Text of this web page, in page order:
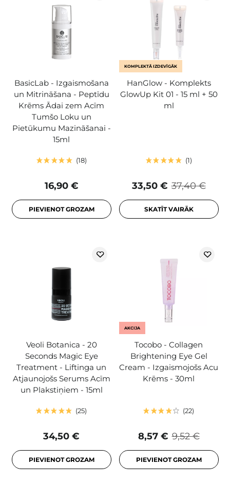
BasicLab - Izgaismošana
un Mitrināšana - Peptīdu
Krēms Ādai zem Acīm
Tumšo Loku un
Pietūkumu Mazināšanai -
15ml
18
16,90 €
PIEVIENOT GROZAM
KOMPLEKTĀ IZDEVĪGĀK
HanGlow - Komplekts
GlowUp Kit 01 - 15 ml + 50
ml
1
37,40 €
33,50 €
SKATĪT VAIRĀK
Veoli Botanica - 20
Seconds Magic Eye
Treatment - Liftinga un
Atjaunojošs Serums Acīm
un Plakstiņiem - 15ml
25
34,50 €
PIEVIENOT GROZAM
AKCIJA
Tocobo - Collagen
Brightening Eye Gel
Cream - Izgaismojošs Acu
Krēms - 30ml
22
9,52 €
8,57 €
PIEVIENOT GROZAM